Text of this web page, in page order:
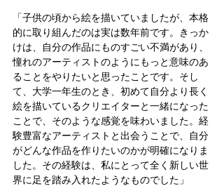
「子供の頃から絵を描いていましたが、本格
的に取り組んだのは実は数年前です。きっか
けは、自分の作品にものすごい不満があり、
憧れのアーティストのようにもっと意味のあ
ることをやりたいと思ったことです。そし
て、大学一年生のとき、初めて自分より長く
絵を描いているクリエイターと一緒になった
ことで、そのような感覚を味わいました。経
験豊富なアーティストと出会うことで、自分
がどんな作品を作りたいのかが明確になりま
した。その経験は、私にとって全く新しい世
界に足を踏み入れたようなものでした」